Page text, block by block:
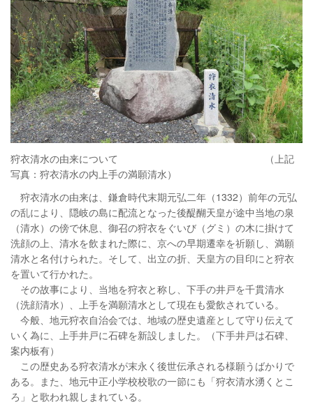
狩衣清水の由来について （上記
写真：狩衣清水の内上手の満願清水）
狩衣清水の由来は、鎌倉時代末期元弘二年（1332）前年の元弘
の乱により、隠岐の島に配流となった後醍醐天皇が途中当地の泉
（清水）の傍で休息、御召の狩衣をぐいび（グミ）の木に掛けて
洗顔の上、清水を飲まれた際に、京への早期遷幸を祈願し、満願
清水と名付けられた。そして、出立の折、天皇方の目印にと狩衣
を置いて行かれた。
その故事により、当地を狩衣と称し、下手の井戸を千貫清水
（洗顔清水）、上手を満願清水として現在も愛飲されている。
今般、地元狩衣自治会では、地域の歴史遺産として守り伝えて
いく為に、上手井戸に石碑を新設しました。（下手井戸は石碑、
案内板有）
この歴史ある狩衣清水が末永く後世伝承される様願うばかりで
ある。また、地元中正小学校校歌の一節にも「狩衣清水湧くとこ
ろ」と歌われ親しまれている。